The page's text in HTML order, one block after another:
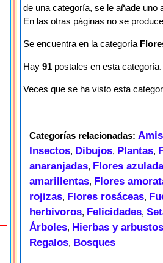
de una categoría, se le añade uno
En las otras páginas no se
Se encuentra en la categoría
Hay 91 postales en esta categoría.
Veces que se ha visto esta
Categorías relacionadas:
Insectos, Dibujos, Plantas,
anaranjadas, Flores
amarillentas, Flores
rojizas, Flores rosáceas,
herbivoros, Felicidades,
Árboles, Hierbas y arbustos
Regalos, Bosques